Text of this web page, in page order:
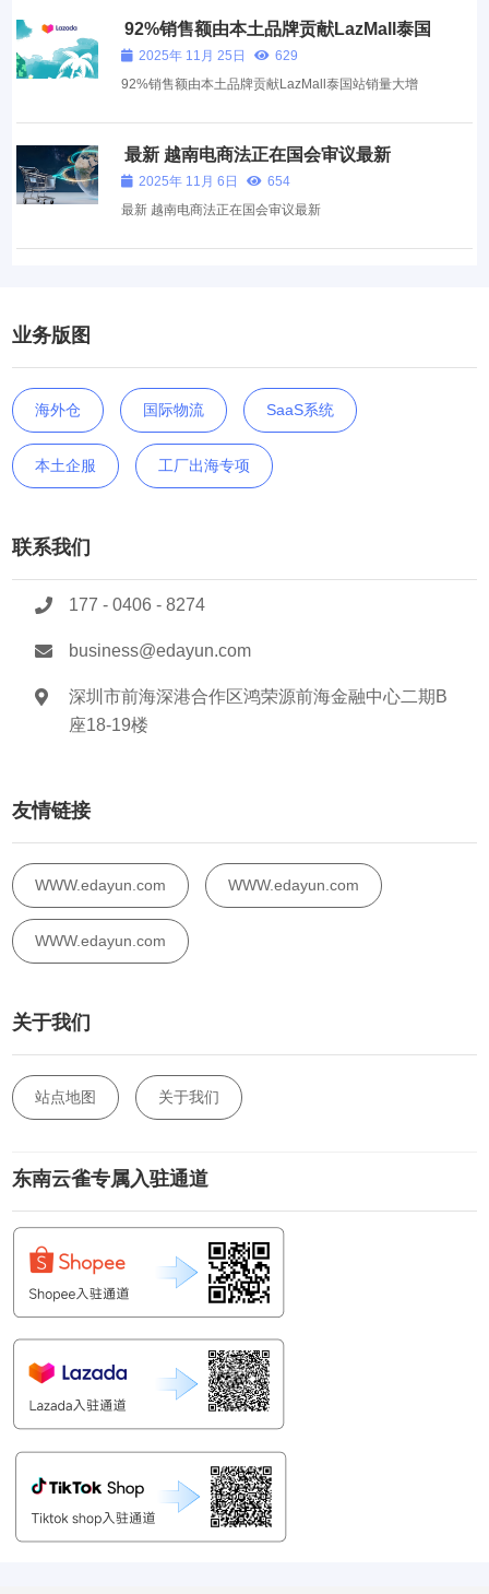
92%销售额由本土品牌贡献LazMall泰国
站销量大增
2025年 11月 25日
629
92%销售额由本土品牌贡献LazMall泰国站销量大增
最新 越南电商法正在国会审议最新
2025年 11月 6日
654
最新 越南电商法正在国会审议最新
业务版图
海外仓 国际物流 SaaS系统
本土企服 工厂出海专项
联系我们
177 - 0406 - 8274
business@edayun.com
深圳市前海深港合作区鸿荣源前海金融中心二期B
座18-19楼
友情链接
WWW.edayun.com WWW.edayun.com
WWW.edayun.com
关于我们
站点地图 关于我们
东南云雀专属入驻通道